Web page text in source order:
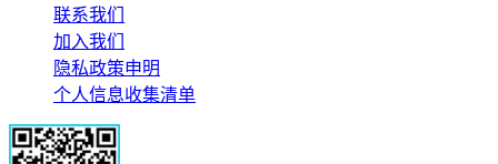
联系我们
加入我们
隐私政策申明
个人信息收集清单